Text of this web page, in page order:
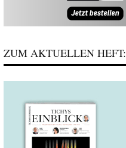
ZUM AKTUELLEN HEFT: